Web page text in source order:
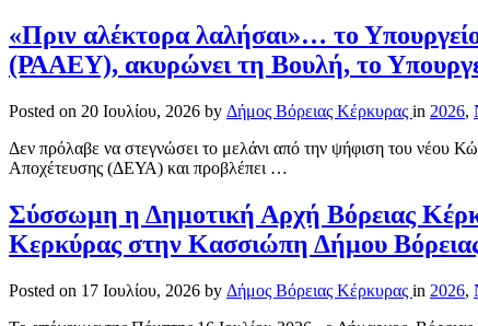
«Πριν αλέκτορα λαλήσαι»… το
(ΡΑΑΕΥ), ακυρώνει τη Βουλή, το
Posted on 20 Ιουλίου, 2026 by Δήμος Βόρειας Κέρκυρας in 2026,
Δεν πρόλαβε να στεγνώσει το μελάνι από την ψήφιση του νέου
Αποχέτευσης (ΔΕΥΑ) και προβλέπει …
Σύσσωμη η Δημοτική Αρχή Βόρειας
Κερκύρας στην Κασσιώπη Δήμου
Posted on 17 Ιουλίου, 2026 by Δήμος Βόρειας Κέρκυρας in 2026,